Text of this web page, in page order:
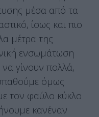
μέσα από τα
ίσως και πιο
μέτρα της
ενσωμάτωση
γίνουν πολλά,
όμως
τον φαύλο κύκλο
κανέναν